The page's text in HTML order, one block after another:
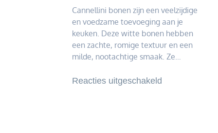
Cannellini bonen zijn een veelzijdige
en voedzame toevoeging aan je
keuken. Deze witte bonen hebben
een zachte, romige textuur en een
milde, nootachtige smaak. Ze…
Reacties uitgeschakeld